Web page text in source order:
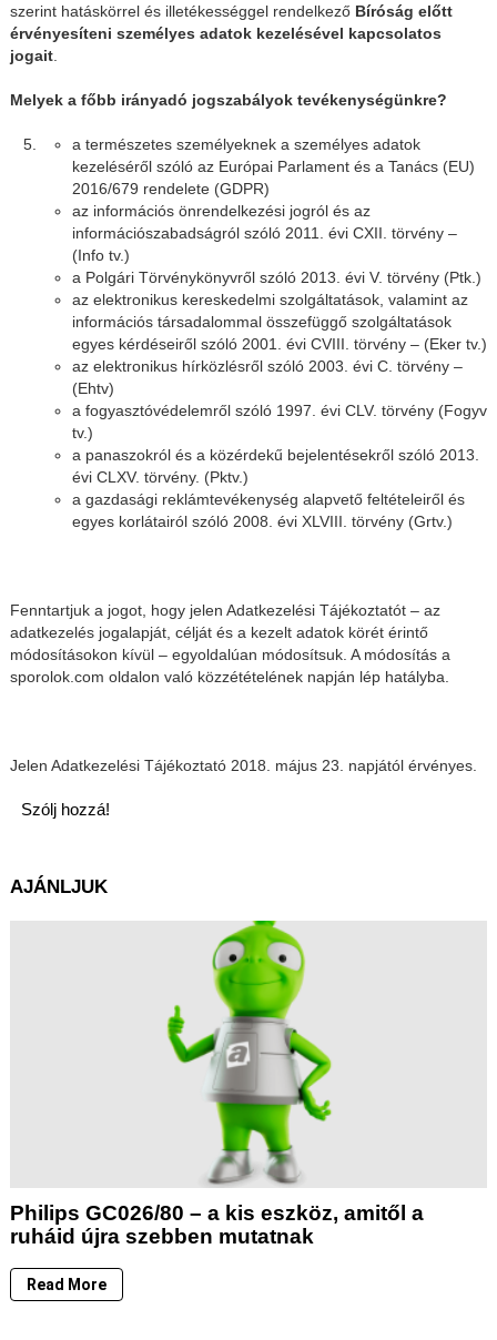
szerint hatáskörrel és illetékességgel rendelkező Bíróság előtt
érvényesíteni személyes adatok kezelésével kapcsolatos
jogait
Melyek a főbb irányadó jogszabályok tevékenységünkre?
a természetes személyeknek a személyes adatok
kezeléséről szóló az Európai Parlament és a Tanács (EU)
2016/679 rendelete (GDPR)
az információs önrendelkezési jogról és az
információszabadságról szóló 2011. évi CXII. törvény –
(Info tv.)
a Polgári Törvénykönyvről szóló 2013. évi V. törvény (Ptk.)
az elektronikus kereskedelmi szolgáltatások, valamint az
információs társadalommal összefüggő szolgáltatások
egyes kérdéseiről szóló 2001. évi CVIII. törvény – (Eker tv.)
az elektronikus hírközlésről szóló 2003. évi C. törvény –
(Ehtv)
a fogyasztóvédelemről szóló 1997. évi CLV. törvény (Fogyv
tv.)
a panaszokról és a közérdekű bejelentésekről szóló 2013.
évi CLXV. törvény. (Pktv.)
a gazdasági reklámtevékenység alapvető feltételeiről és
egyes korlátairól szóló 2008. évi XLVIII. törvény (Grtv.)
Fenntartjuk a jogot, hogy jelen Adatkezelési Tájékoztatót – az
adatkezelés jogalapját, célját és a kezelt adatok körét érintő
módosításokon kívül – egyoldalúan módosítsuk. A módosítás a
sporolok.com oldalon való közzétételének napján lép hatályba.
Jelen Adatkezelési Tájékoztató 2018. május 23. napjától érvényes.
Szólj hozzá!
AJÁNLJUK
Philips GC026/80 – a kis eszköz, amitől a
ruháid újra szebben mutatnak
Read More